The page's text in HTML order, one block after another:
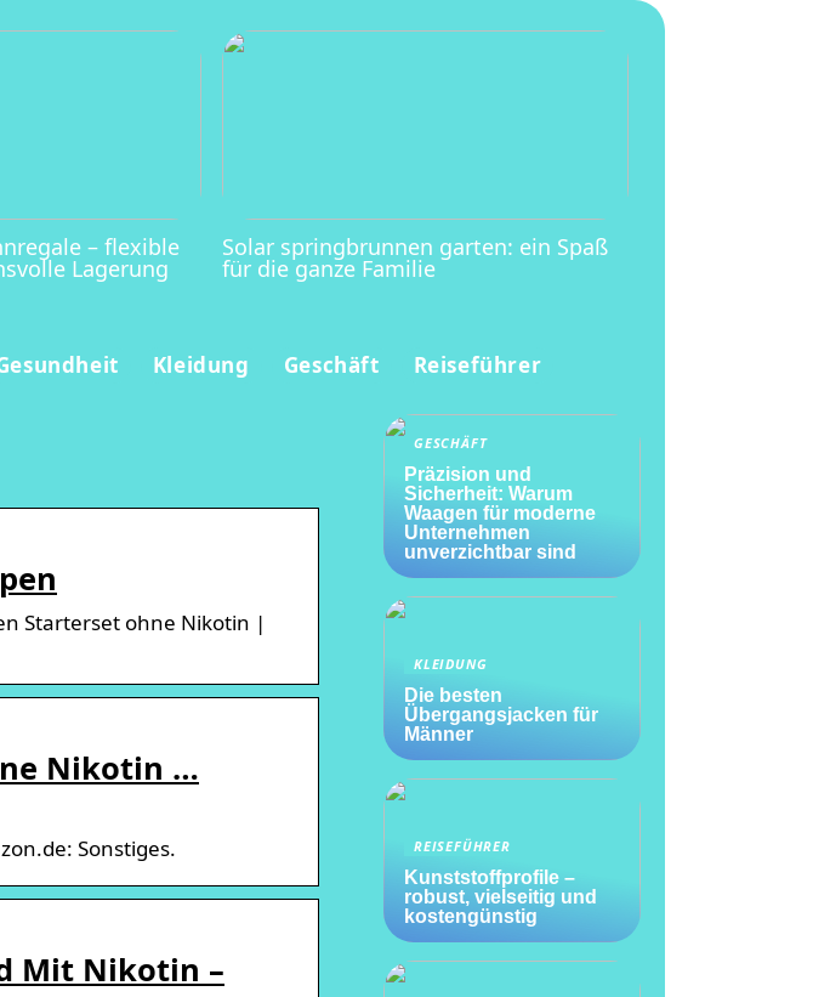
– flexible
Lagerung
Solar springbrunnen garten: ein Spaß
für die ganze Familie
Kleidung Geschäft Reiseführer
Starterset ohne Nikotin |
Nikotin …
Sonstiges.
Mit Nikotin –
GESCHÄFT
Präzision und
Sicherheit: Warum
Waagen für moderne
Unternehmen
unverzichtbar sind
KLEIDUNG
Die besten
Übergangsjacken für
Männer
REISEFÜHRER
Kunststoffprofile –
robust, vielseitig und
kostengünstig